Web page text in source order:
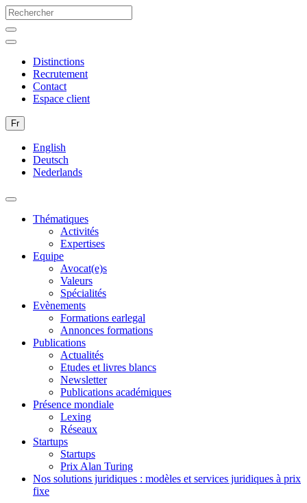
Distinctions
Recrutement
Contact
Espace client
Fr
English
Deutsch
Nederlands
Thématiques
Activités
Expertises
Equipe
Avocat(e)s
Valeurs
Spécialités
Evènements
Formations earlegal
Annonces formations
Publications
Actualités
Etudes et livres blancs
Newsletter
Publications académiques
Présence mondiale
Lexing
Réseaux
Startups
Startups
Prix Alan Turing
Nos solutions juridiques : modèles et services juridiques à prix
fixe